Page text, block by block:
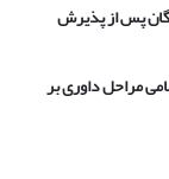
پس از پذیرش
مراحل داوری بر